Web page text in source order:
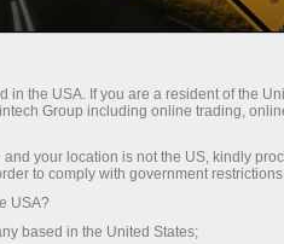
Reviews Technical analysis
Analysis &
analysis for
08, 2024
in the USA. If you are a resident of the
Group including online trading,
your location is not the US, kindly
to comply with government
USA?
based in the United States;